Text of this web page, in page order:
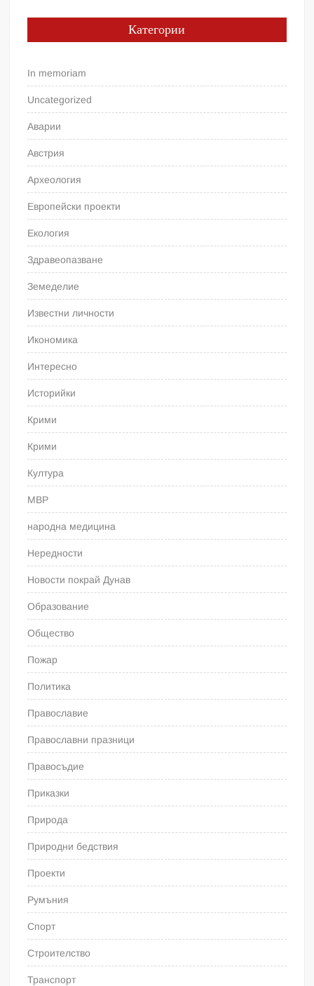
Категории
In memoriam
Uncategorized
Аварии
Австрия
Археология
Европейски проекти
Екология
Здравеопазване
Земеделие
Известни личности
Икономика
Интересно
Историйки
Крими
Крими
Култура
МВР
народна медицина
Нередности
Новости покрай Дунав
Образование
Общество
Пожар
Политика
Православие
Православни празници
Правосъдие
Приказки
Природа
Природни бедствия
Проекти
Румъния
Спорт
Строителство
Транспорт